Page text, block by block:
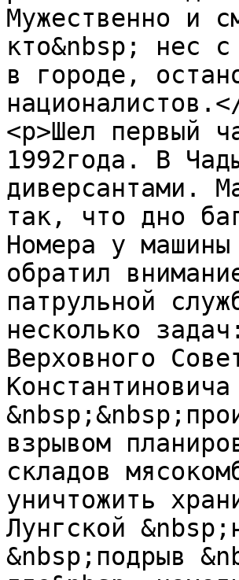
Мужественно и
кто&nbsp; нес
в городе,
<p>Шел первый
1992года. В
диверсантами.
так, что дно
Номера у
обратил
патрульной
несколько
Верховного
взрывом
складов
уничтожить
Лунгской
&nbsp;подрыв